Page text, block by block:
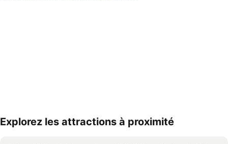
Explorez les attractions à proximité